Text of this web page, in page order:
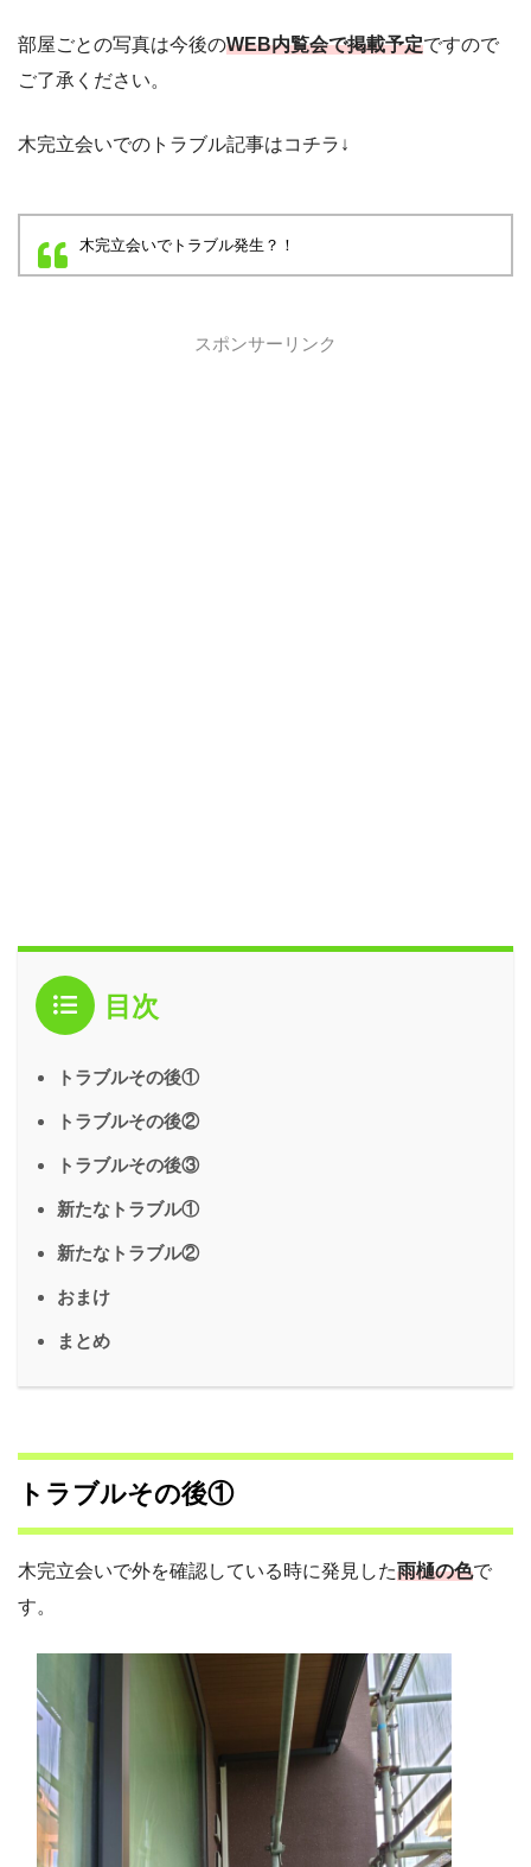
部屋ごとの写真は今後のWEB内覧会で掲載予定ですので
ご了承ください。
木完立会いでのトラブル記事はコチラ↓
木完立会いでトラブル発生？！
スポンサーリンク
目次
トラブルその後①
トラブルその後②
トラブルその後③
新たなトラブル①
新たなトラブル②
おまけ
まとめ
トラブルその後①
木完立会いで外を確認している時に発見した雨樋の色で
す。